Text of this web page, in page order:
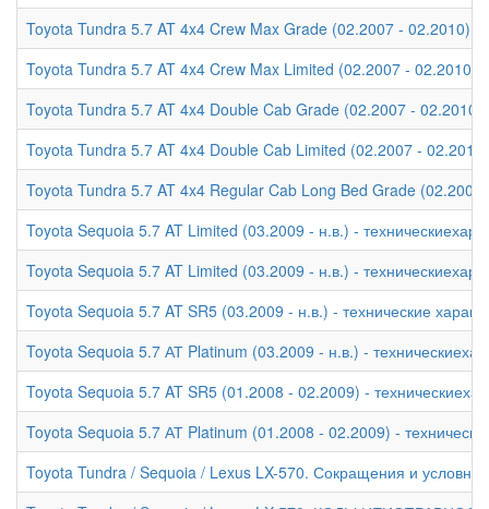
Toyota Tundra 5.7 AT 4x4 Crew Max Grade (02.2007 - 02.2010) -
Toyota Tundra 5.7 AT 4x4 Crew Max Limited (02.2007 - 02.2010) -
Toyota Tundra 5.7 AT 4x4 Double Cab Grade (02.2007 - 02.2010)
Toyota Tundra 5.7 AT 4x4 Double Cab Limited (02.2007 - 02.2010)
Toyota Tundra 5.7 AT 4x4 Regular Cab Long Bed Grade (02.2007
Toyota Sequoia 5.7 AT Limited (03.2009 - н.в.) -
Toyota Sequoia 5.7 AT Limited (03.2009 - н.в.) -
Toyota Sequoia 5.7 AT SR5 (03.2009 - н.в.) - технические
Toyota Sequoia 5.7 АТ Platinum (03.2009 - н.в.) -
Toyota Sequoia 5.7 AT SR5 (01.2008 - 02.2009) -
Toyota Sequoia 5.7 АТ Platinum (01.2008 - 02.2009) -
Toyota Tundra / Sequoia / Lexus LX-570. Сокращения и